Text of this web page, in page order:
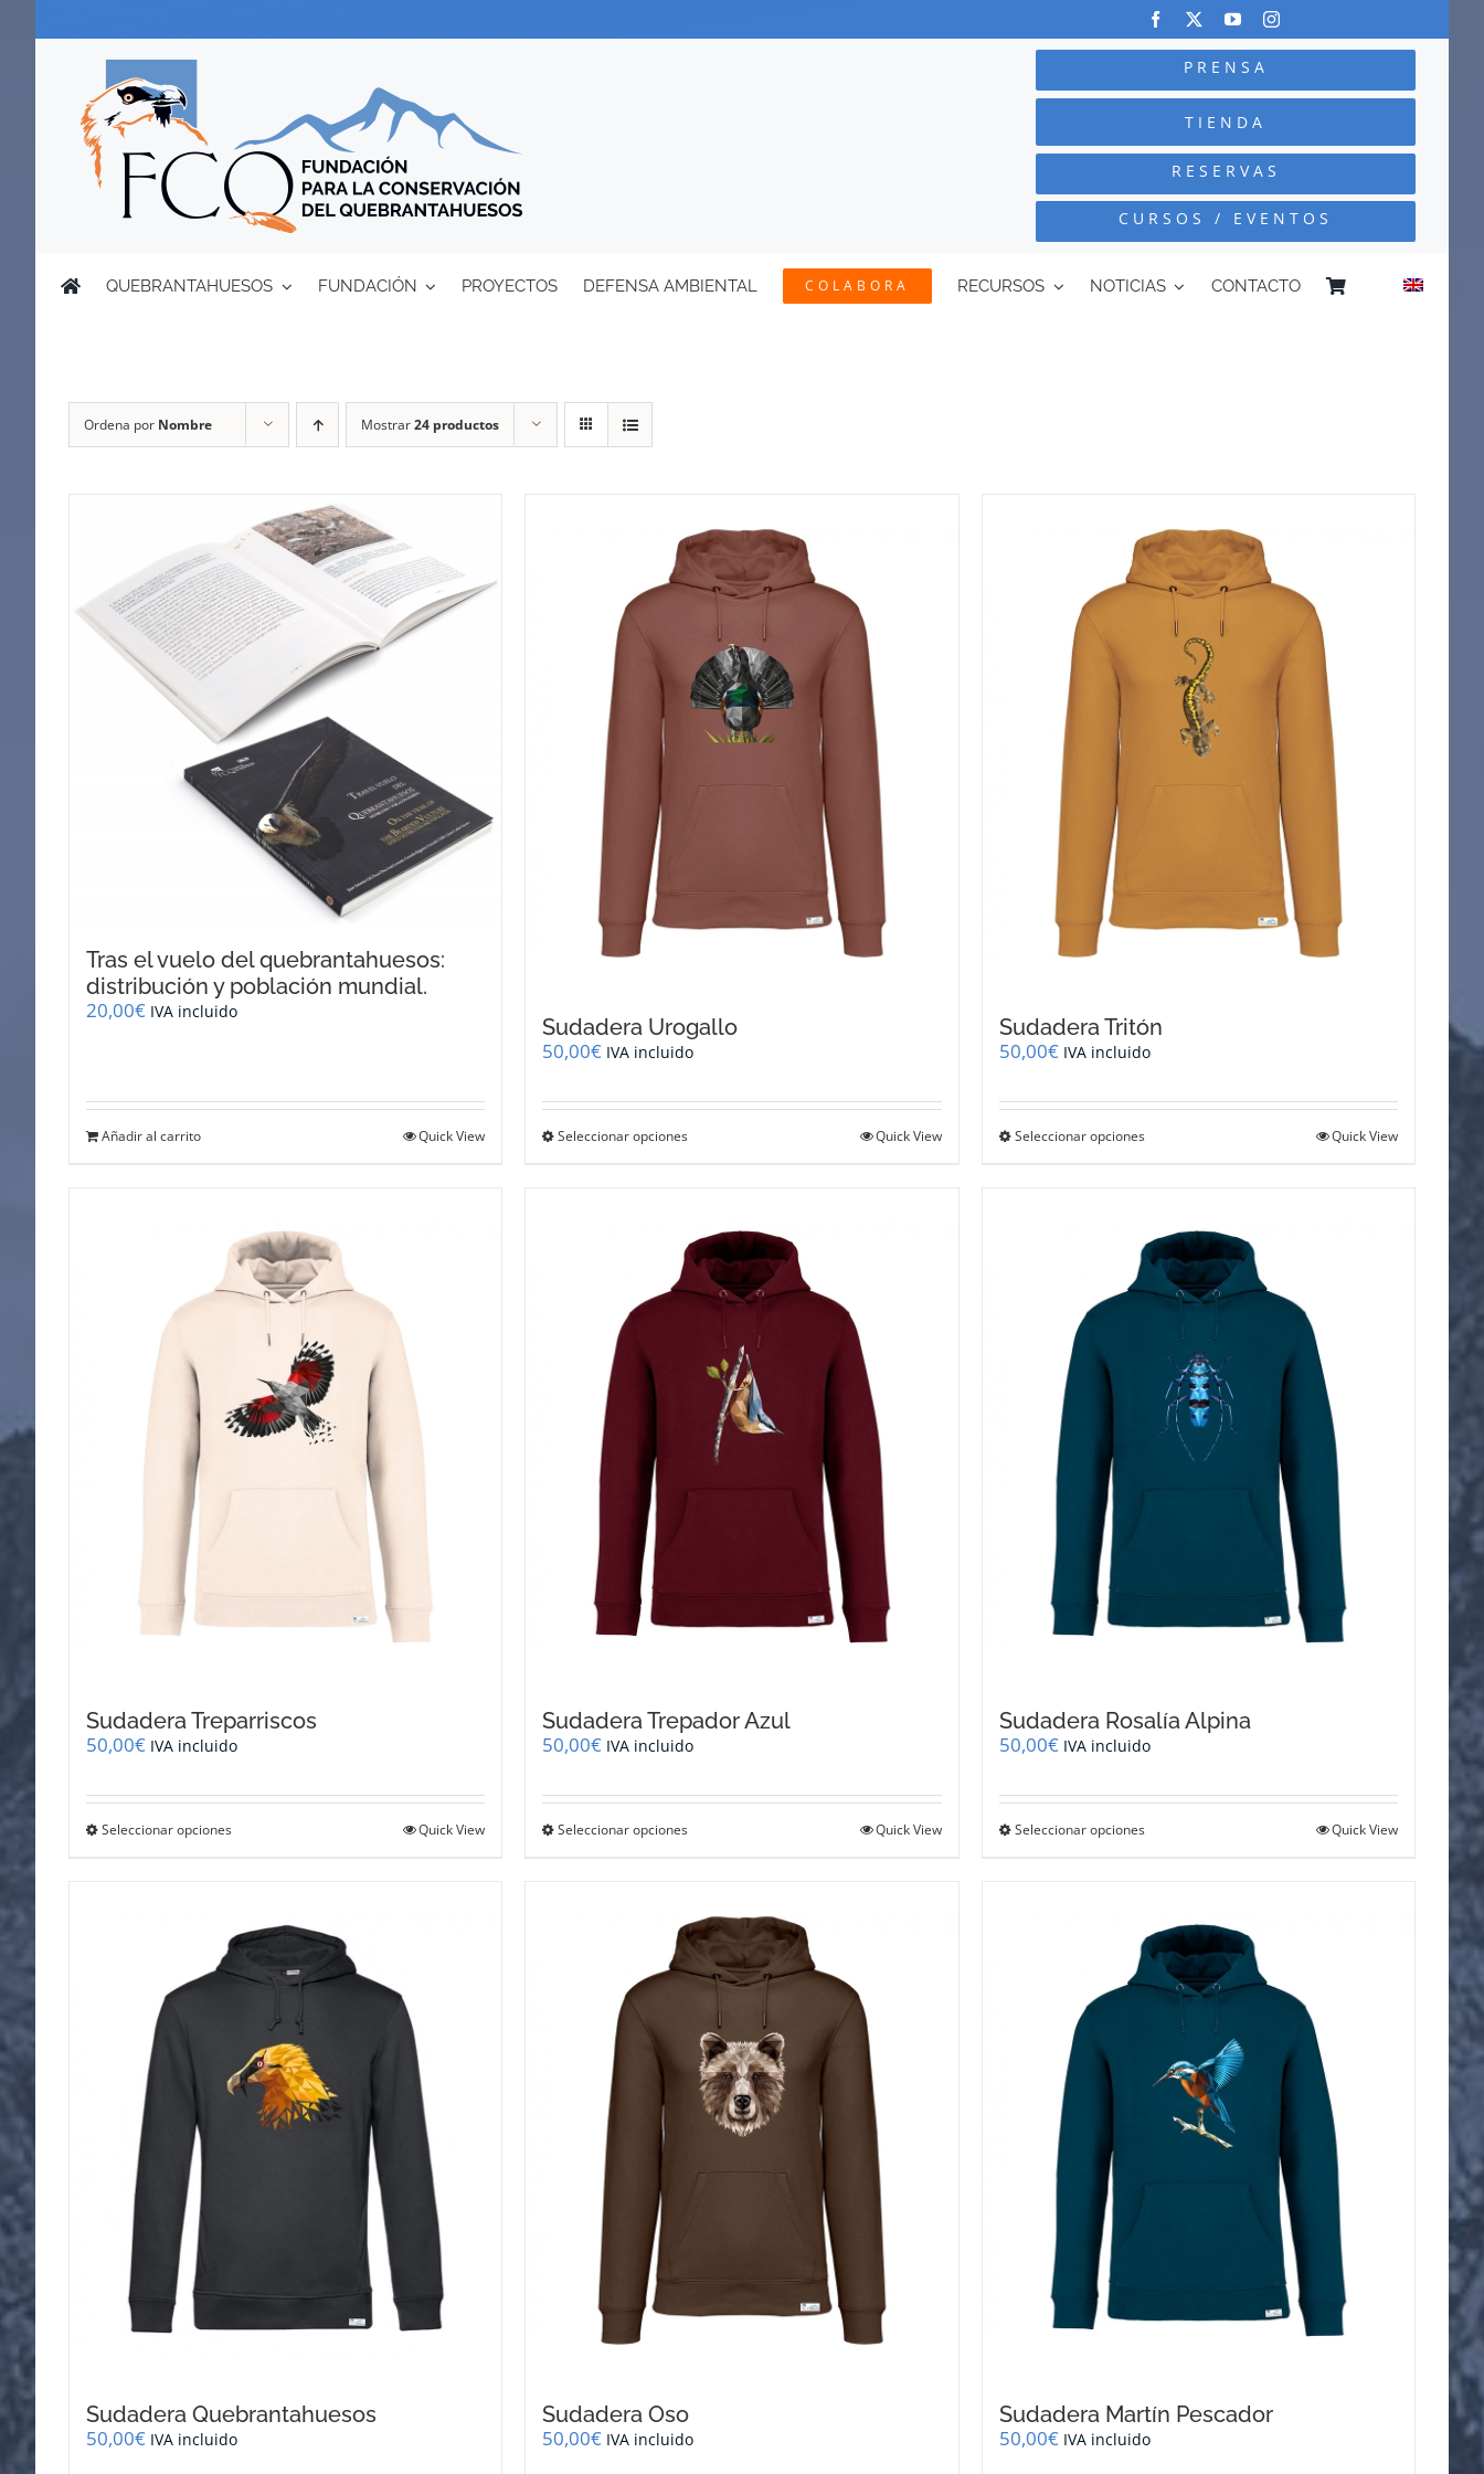
PRENSA
TIENDA
RESERVAS
CURSOS / EVENTOS
QUEBRANTAHUESOS FUNDACIÓN PROYECTOS DEFENSA AMBIENTAL COLABORA RECURSOS NOTICIAS CONTACTO
Ordena por Nombre Mostrar24 productos
Tras el vuelo del quebrantahuesos:
distribución y población mundial.
20,00€ IVA incluido
Añadir al carrito Quick View
Sudadera Urogallo
50,00€ IVA incluido
Seleccionar opciones
variantes.
Las
opciones
se
pueden
elegir
página
producto
Quick View
Sudadera Tritón
50,00€ IVA incluido
Seleccionar opcionesEste
variantes.
Las
opciones
se
pueden
elegir
página
de
producto
Quick View
Sudadera Treparriscos
50,00€ IVA incluido
Seleccionar opciones
variantes.
Las
opciones
se
elegir
en
la
página
Quick View
Sudadera Trepador Azul
50,00€ IVA incluido
Seleccionar opciones
variantes.
Las
opciones
se
pueden
elegir
en
la
página
de
producto
Quick View
Sudadera Rosalía Alpina
50,00€ IVA incluido
Seleccionar opcionesEste
variantes.
Las
opciones
se
pueden
elegir
la
página
producto
Quick View
Sudadera Quebrantahuesos
50,00€ IVA incluido
Sudadera Oso
50,00€ IVA incluido
Sudadera Martín Pescador
50,00€ IVA incluido